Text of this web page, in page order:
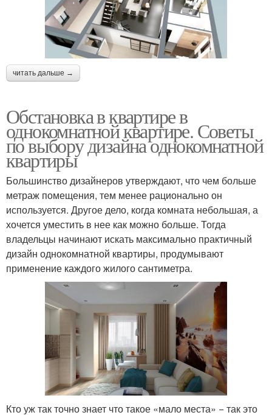
читать дальше →
Обстановка в квартире в
однокомнатной квартире. Советы
по выбору дизайна однокомнатной
квартиры
Большинство дизайнеров утверждают, что чем больше
метраж помещения, тем менее рационально он
используется. Другое дело, когда комната небольшая, а
хочется уместить в нее как можно больше. Тогда
владельцы начинают искать максимально практичный
дизайн однокомнатной квартиры, продумывают
применение каждого жилого сантиметра.
Кто уж так точно знает что такое «мало места» − так это